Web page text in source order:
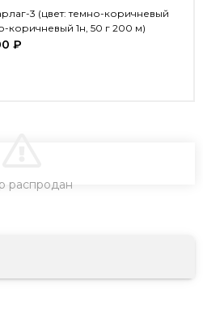
3 (цвет: темно-коричневый
коричневый 1н, 50 г 200 м)
₽
распродан